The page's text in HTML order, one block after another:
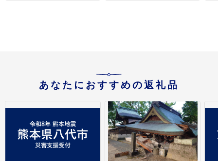
あなたにおすすめの返礼品